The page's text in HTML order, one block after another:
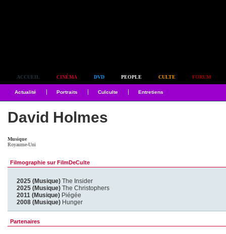
ACCUEIL CINÉMA DVD PEOPLE CULTE FORUM
Actualité Portraits Culculte Entretiens
David Holmes
Musique
Royaume-Uni
Filmographie sur FilmDeCulte
2025 (Musique) The Insider
2025 (Musique) The Christophers
2011 (Musique) Piégée
2008 (Musique) Hunger
Partenaires